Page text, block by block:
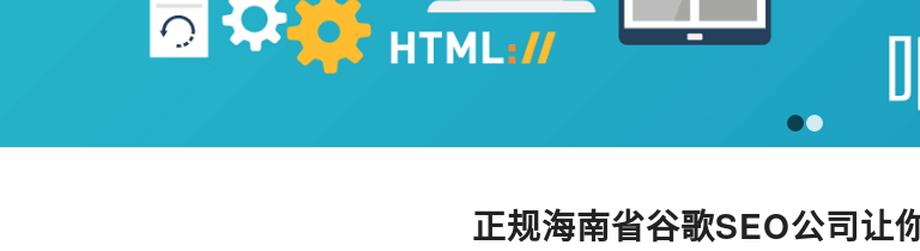
正规海南省谷歌SEO公司让